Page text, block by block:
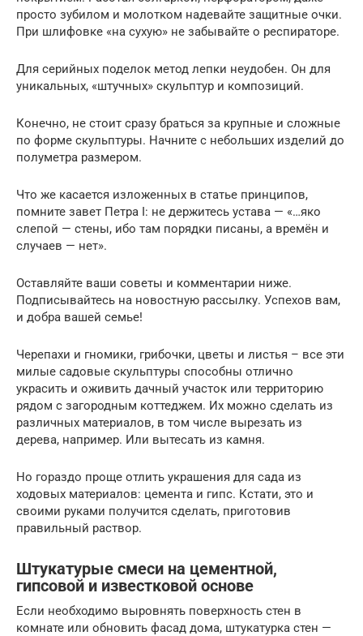
просто зубилом и молотком надевайте защитные очки.
При шлифовке «на сухую» не забывайте о респираторе.
Для серийных поделок метод лепки неудобен. Он для
уникальных, «штучных» скульптур и композиций.
Конечно, не стоит сразу браться за крупные и сложные
по форме скульптуры. Начните с небольших изделий до
полуметра размером.
Что же касается изложенных в статье принципов,
помните завет Петра I: не держитесь устава — «…яко
слепой — стены, ибо там порядки писаны, а времён и
случаев — нет».
Оставляйте ваши советы и комментарии ниже.
Подписывайтесь на новостную рассылку. Успехов вам,
и добра вашей семье!
Черепахи и гномики, грибочки, цветы и листья – все эти
милые садовые скульптуры способны отлично
украсить и оживить дачный участок или территорию
рядом с загородным коттеджем. Их можно сделать из
различных материалов, в том числе вырезать из
дерева, например. Или вытесать из камня.
Но гораздо проще отлить украшения для сада из
ходовых материалов: цемента и гипс. Кстати, это и
своими руками получится сделать, приготовив
правильный раствор.
Штукатурые смеси на цементной,
гипсовой и известковой основе
Если необходимо выровнять поверхность стен в
комнате или обновить фасад дома, штукатурка стен —